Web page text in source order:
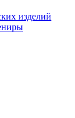
изделий